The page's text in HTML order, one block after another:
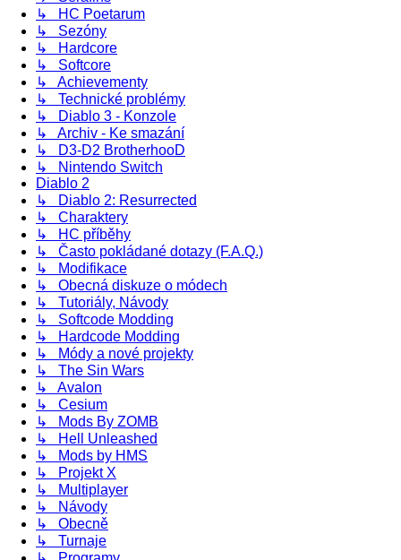
↳ HC Poetarum
↳ Sezóny
↳ Hardcore
↳ Softcore
↳ Achievementy
↳ Technické problémy
↳ Diablo 3 - Konzole
↳ Archiv - Ke smazání
↳ D3-D2 BrotherhooD
↳ Nintendo Switch
Diablo 2
↳ Diablo 2: Resurrected
↳ Charaktery
↳ HC příběhy
↳ Často pokládané dotazy (F.A.Q.)
↳ Modifikace
↳ Obecná diskuze o módech
↳ Tutoriály, Návody
↳ Softcode Modding
↳ Hardcode Modding
↳ Módy a nové projekty
↳ The Sin Wars
↳ Avalon
↳ Cesium
↳ Mods By ZOMB
↳ Hell Unleashed
↳ Mods by HMS
↳ Projekt X
↳ Multiplayer
↳ Návody
↳ Obecně
↳ Turnaje